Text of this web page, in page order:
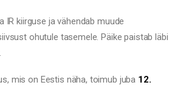
IR kiirguse ja vähendab muude
ohutule tasemele. Päike paistab läbi
mis on Eestis näha, toimub juba 12.